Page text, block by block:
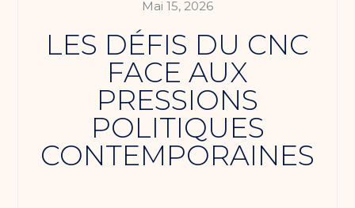
Mai 15, 2026
LES DÉFIS DU CNC
FACE AUX
PRESSIONS
POLITIQUES
CONTEMPORAINES